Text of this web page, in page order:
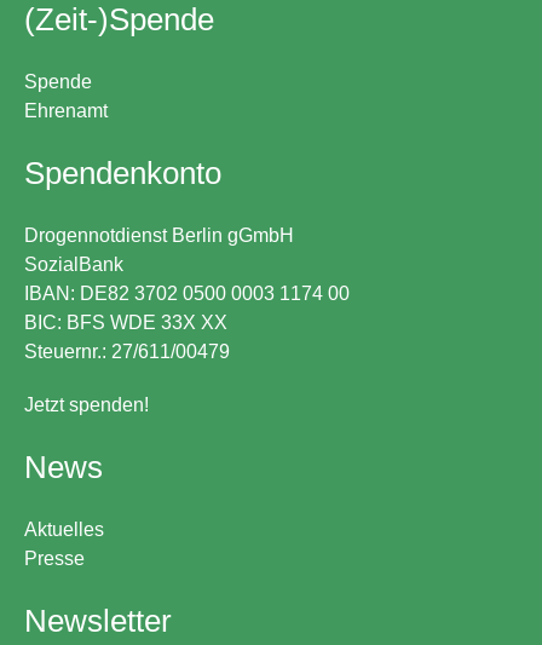
(Zeit-)Spende
Spende
Ehrenamt
Spendenkonto
Drogennotdienst Berlin gGmbH
SozialBank
IBAN: DE82 3702 0500 0003 1174 00
BIC: BFS WDE 33X XX
Steuernr.: 27/611/00479
Jetzt spenden!
News
Aktuelles
Presse
Newsletter